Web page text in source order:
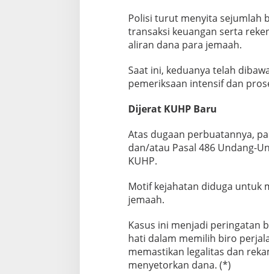
Polisi turut menyita sejumlah
transaksi keuangan serta
aliran dana para jemaah.
Saat ini, keduanya telah
pemeriksaan intensif dan
Dijerat KUHP Baru
Atas dugaan perbuatannya,
dan/atau Pasal 486 Undang-
KUHP.
Motif kejahatan diduga untuk
jemaah.
Kasus ini menjadi peringatan
hati dalam memilih biro
memastikan legalitas dan
menyetorkan dana. (*)